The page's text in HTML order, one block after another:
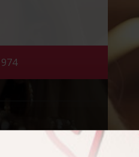
ayant entre 18 et